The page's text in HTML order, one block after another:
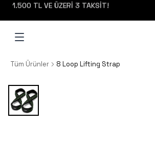
1.500 TL VE ÜZERİ 3 TAKSİT!
Tüm Ürünler 8 Loop Lifting Strap